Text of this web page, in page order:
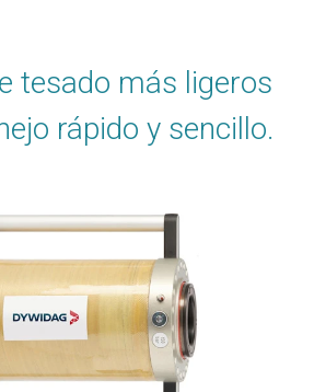
tesado más ligeros
rápido y sencillo.